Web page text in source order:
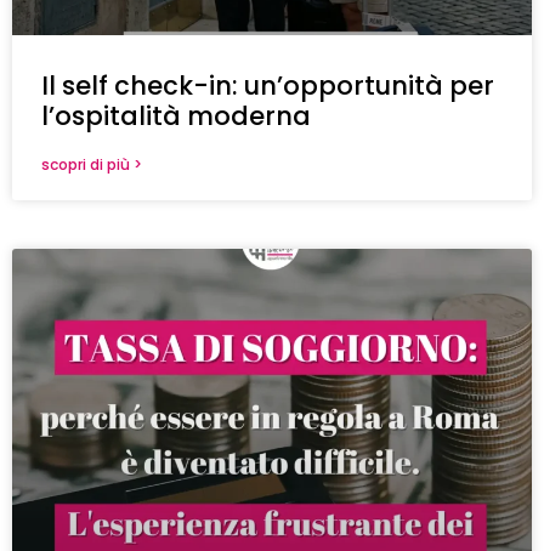
Il self check-in: un’opportunità per
l’ospitalità moderna
scopri di più >